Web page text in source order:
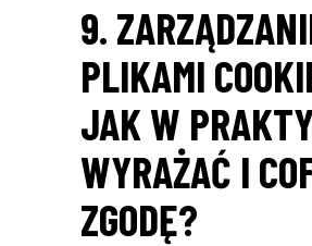
9.
PLIKAMI
JAK W
WYRAŻAĆ I
ZGODĘ?